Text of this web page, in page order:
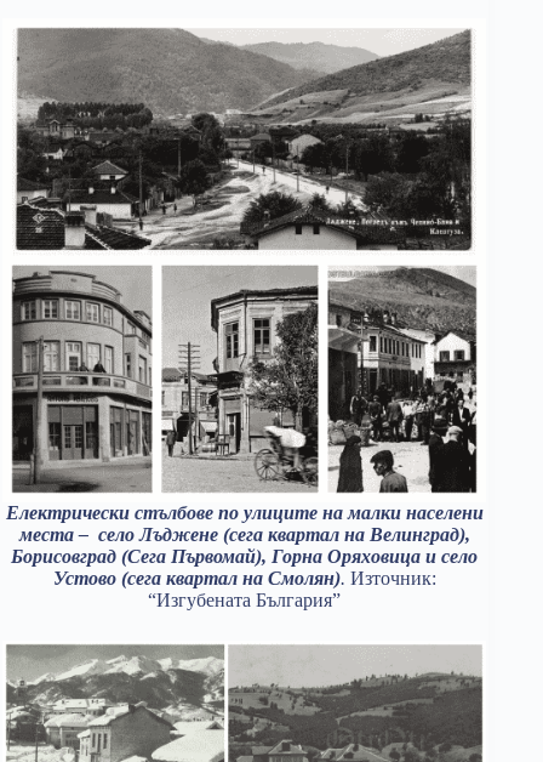
Електрически стълбове по улиците на малки населени
места – село Лъджене (сега квартал на Велинград),
Борисовград (Сега Първомай), Горна Оряховица и село
Устово (сега квартал на Смолян). Източник:
“Изгубената България”